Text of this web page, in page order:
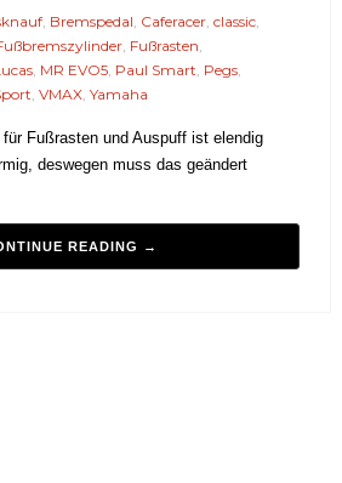
, Bremspedal, Caferacer, classic,
, Fußrasten,
, MR EVO5, Paul Smart, Pegs,
, VMAX, Yamaha
für Fußrasten und Auspuff ist elendig
deswegen muss das geändert
READING →